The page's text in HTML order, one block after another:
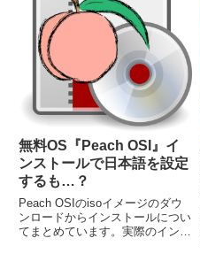
無料OS『Peach OSI』イ
ンストールで日本語を設定
するも…？
Peach OSIのisoイメージのダウ
ンロードからインストールについ
てまとめています。実際のインス